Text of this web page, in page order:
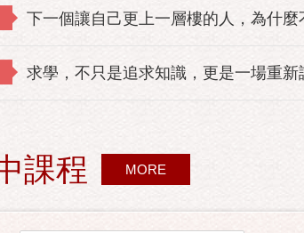
下一個讓自己更上一層樓的人，為什
求學，不只是追求知識，更是一場重新
課程 MORE